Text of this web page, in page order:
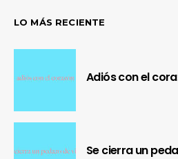
LO MÁS RECIENTE
Adiós con el
Se cierra un